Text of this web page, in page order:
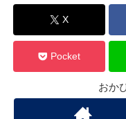
X
Pocket
おか